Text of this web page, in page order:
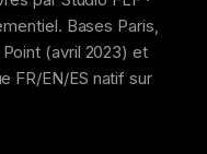
Bases Paris,
(avril 2023) et
FR/EN/ES natif sur